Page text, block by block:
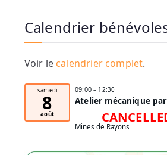
Calendrier
Voir le calendrier complet.
samedi
8
août
09:00 – 12:30
Atelier mécanique
Mines de Rayons